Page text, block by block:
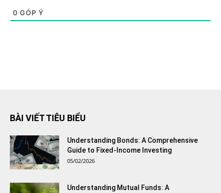
0 GÓP Ý
BÀI VIẾT TIÊU BIỂU
Understanding Bonds: A Comprehensive
Guide to Fixed-Income Investing
05/02/2026
Understanding Mutual Funds: A